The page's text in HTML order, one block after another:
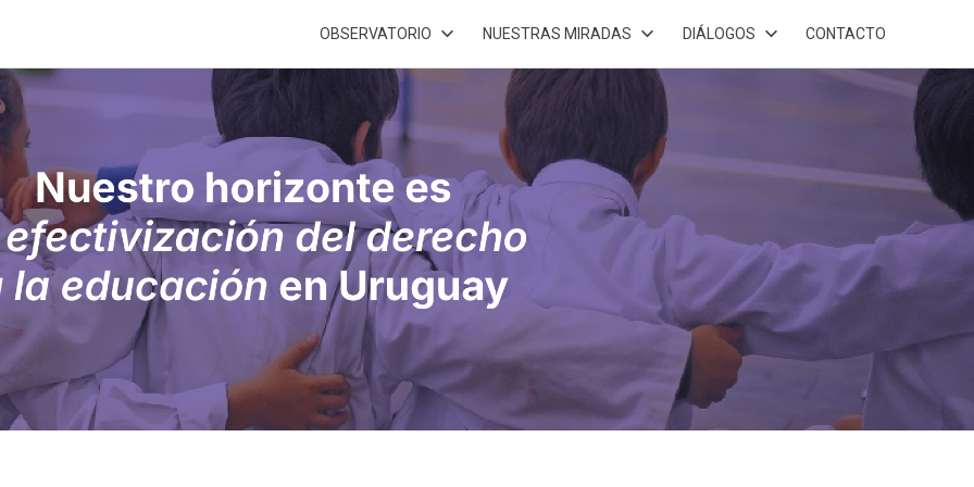
OBSERVATORIO NUESTRAS MIRADAS DIÁLOGOS CONTACTO